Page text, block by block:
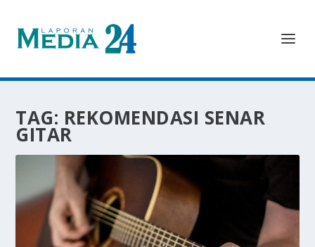
TAG: REKOMENDASI SENAR
GITAR